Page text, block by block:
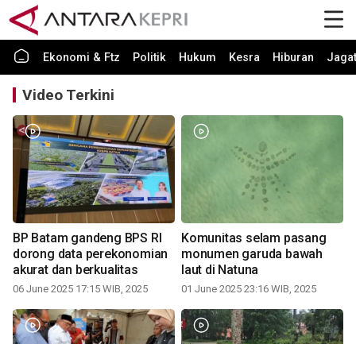
Ekonomi & Ftz Politik Hukum Kesra Hiburan Jagat
Video Terkini
BP Batam gandeng BPS RI
dorong data perekonomian
akurat dan berkualitas
06 June 2025 17:15 WIB, 2025
Komunitas selam pasang
monumen garuda bawah
laut di Natuna
01 June 2025 23:16 WIB, 2025